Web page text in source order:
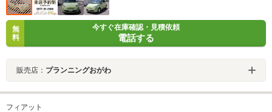
無
料
今すぐ在庫確認・見積依頼
電話する
販売店： プランニングおがわ
フィアット